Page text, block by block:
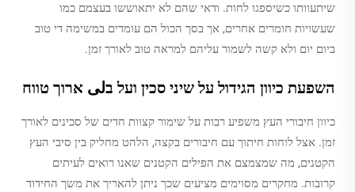
שיתעוותו כשיספגו לחות. ודאי שהם לא יתאוששו בעצמם כמו
שעשויות חומרים אחרים, אך בסך הכול הם עומדים במשימה די טוב
ביום יום ולא קשה לשמור עליהם למראה טוב לאורך זמן.
השפעת כיוון הגידול על שיני סכין ועל בلى ארוך טווח
כיוון חיבורי העץ משפיע רבות על שימור קצוות חדים של סכינים לאורך
זמן. אצל לוחות חיתוך עם חיבורים בקצה, הלהט מחליק בין סיבי העץ
הקטנים, מה שמצמצם את הפילים הקטנים שאנו רואים לעיתים
קרובות. מחקרים מסוימים מציעים שכך ניתן להאריך את משך החידוד